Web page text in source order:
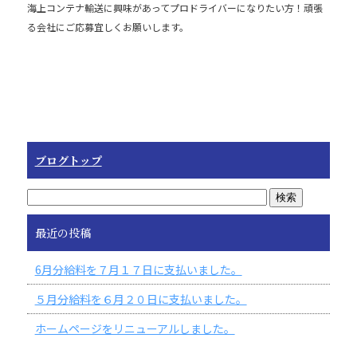
海上コンテナ輸送に興味があってプロドライバーになりたい方！頑張
る会社にご応募宜しくお願いします。
ブログトップ
最近の投稿
6月分給料を７月１７日に支払いました。
５月分給料を６月２０日に支払いました。
ホームページをリニューアルしました。